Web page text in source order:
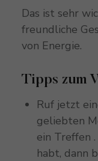
Das ist sehr
freundliche
von Energie.
Tipps zum
Ruf jetzt
geliebten
ein Treffen
habt, dann